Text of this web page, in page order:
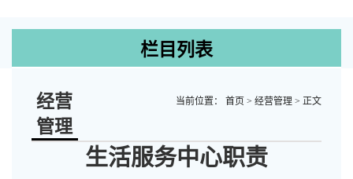
栏目列表
经营
管理
当前位置： 首页 > 经营管理 > 正文
生活服务中心职责